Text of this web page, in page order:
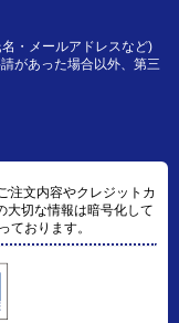
・メールアドレスなど)
があった場合以外、第三
注文内容やクレジットカ
大切な情報は暗号化して
ております。